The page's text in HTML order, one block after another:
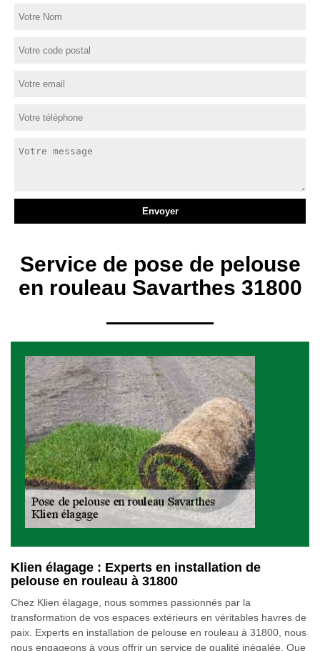
Service de pose de pelouse
en rouleau Savarthes 31800
Klien élagage : Experts en installation de
pelouse en rouleau à 31800
Chez Klien élagage, nous sommes passionnés par la
transformation de vos espaces extérieurs en véritables havres de
paix. Experts en installation de pelouse en rouleau à 31800, nous
nous engageons à vous offrir un service de qualité inégalée. Que